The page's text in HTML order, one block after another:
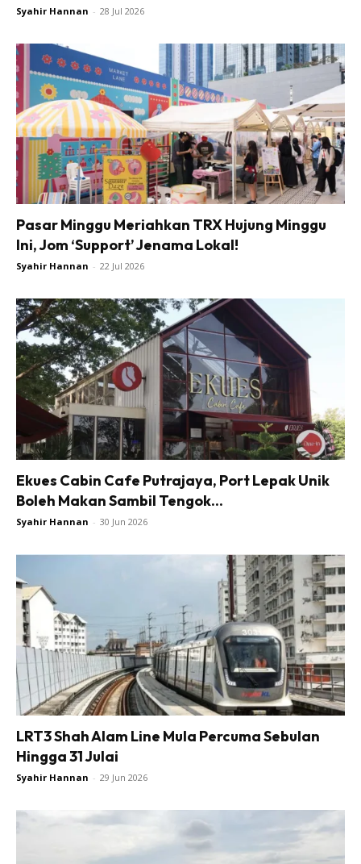
Syahir Hannan - 28 Jul 2026
Pasar Minggu Meriahkan TRX Hujung Minggu
Ini, Jom ‘Support’ Jenama Lokal!
Syahir Hannan - 22 Jul 2026
Ekues Cabin Cafe Putrajaya, Port Lepak Unik
Boleh Makan Sambil Tengok...
Syahir Hannan - 30 Jun 2026
LRT3 Shah Alam Line Mula Percuma Sebulan
Hingga 31 Julai
Syahir Hannan - 29 Jun 2026